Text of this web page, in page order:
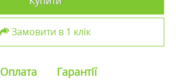
Замовити в 1 клік
Оплата Гарантії